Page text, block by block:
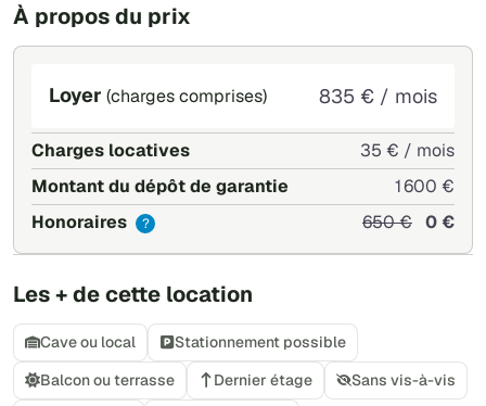
À propos du prix
Loyer (charges comprises) 835 € / mois
Charges locatives
35 € / mois
Montant du dépôt de garantie
1 600 €
Honoraires
? 650 € 0 €
Les + de cette location
Cave ou local
Stationnement possible
Balcon ou terrasse
Dernier étage
Sans vis-à-vis